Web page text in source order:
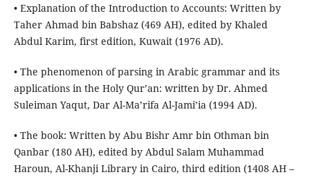
• Explanation of the Introduction to Accounts: Written by
Taher Ahmad bin Babshaz (469 AH), edited by Khaled
Abdul Karim, first edition, Kuwait (1976 AD).
• The phenomenon of parsing in Arabic grammar and its
applications in the Holy Qur’an: written by Dr. Ahmed
Suleiman Yaqut, Dar Al-Ma’rifa Al-Jami’ia (1994 AD).
• The book: Written by Abu Bishr Amr bin Othman bin
Qanbar (180 AH), edited by Abdul Salam Muhammad
Haroun, Al-Khanji Library in Cairo, third edition (1408 AH –